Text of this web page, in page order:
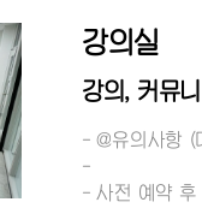
강의실
강의, 커뮤
- @유의사항 (
-
- 사전 예약 후